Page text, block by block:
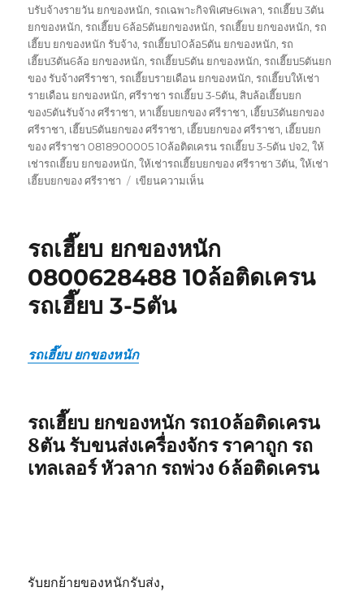
บรับจ้างรายวัน ยกของหนัก,รถเฉพาะกิจพิเศษ6เพลา,รถเฮี๊ยบ 3ตัน
ยกของหนัก,รถเฮี๊ยบ 6ล้อ5ตันยกของหนัก,รถเฮี๊ยบ ยกของหนัก,รถ
เฮี๊ยบ ยกของหนัก รับจ้าง,รถเฮี๊ยบ10ล้อ5ตัน ยกของหนัก,รถ
เฮี๊ยบ3ตัน6ล้อ ยกของหนัก,รถเฮี๊ยบ5ตัน ยกของหนัก,รถเฮี๊ยบ5ตันยก
ของ รับจ้างศรีราชา,รถเฮี๊ยบรายเดือน ยกของหนัก,รถเฮี๊ยบให้เช่า
รายเดือน ยกของหนัก,ศรีราชา รถเฮี๊ยบ 3-5ตัน, สิบล้อเฮี๊ยบยก
ของ5ตันรับจ้าง ศรีราชา,หาเฮี๊ยบยกของ ศรีราชา, เฮี๊ยบ3ตันยกของ
ศรีราชา, เฮี๊ยบ5ตันยกของ ศรีราชา, เฮี๊ยบยกของ ศรีราชา, เฮี๊ยบยก
ของ ศรีราชา 0818900005 10ล้อติดเครน รถเฮี๊ยบ 3-5ตัน ปจ2,ให้
เช่ารถเฮี๊ยบ ยกของหนัก,ให้เช่ารถเฮี๊ยบยกของ ศรีราชา 3ตัน,ให้เช่า
เฮี๊ยบยกของ ศรีราชา
เขียนความเห็นบน
ศรีราชา
0818900005
10ล้อ
รถเฮี๊ยบ ยกของหนัก
0800628488 10ล้อติดเครน
รถเฮี๊ยบ 3-5ตัน
รถเฮี๊ยบ ยกของหนัก
รถเฮี๊ยบ ยกของหนัก รถ10ล้อติดเครน
8ตัน รับขนส่งเครื่องจักร ราคาถูก รถ
เทลเลอร์ หัวลาก รถพ่วง 6ล้อติดเครน
รับยกย้ายของหนักรับส่ง,